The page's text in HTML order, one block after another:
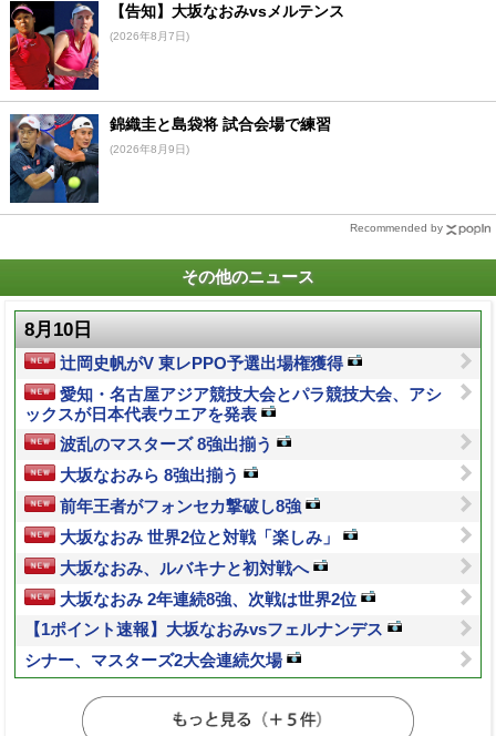
【告知】大坂なおみvsメルテンス
(2026年8月7日)
錦織圭と島袋将 試合会場で練習
(2026年8月9日)
Recommended by
その他のニュース
8月10日
辻岡史帆がV 東レPPO予選出場権獲得
愛知・名古屋アジア競技大会とパラ競技大会、アシ
ックスが日本代表ウエアを発表
波乱のマスターズ 8強出揃う
大坂なおみら 8強出揃う
前年王者がフォンセカ撃破し8強
大坂なおみ 世界2位と対戦「楽しみ」
大坂なおみ、ルバキナと初対戦へ
大坂なおみ 2年連続8強、次戦は世界2位
【1ポイント速報】大坂なおみvsフェルナンデス
シナー、マスターズ2大会連続欠場